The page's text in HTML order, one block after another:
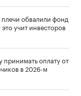
обвалили фонд
учит инвесторов
принимать оплату от
в 2026-м